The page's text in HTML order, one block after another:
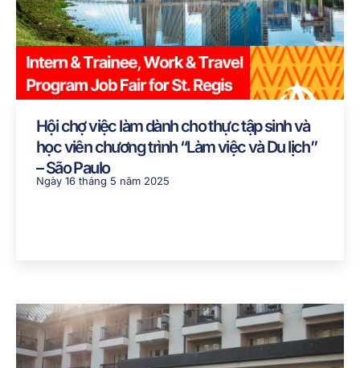
Hội chợ việc làm dành cho thực tập sinh và
học viên chương trình “Làm việc và Du lịch”
– São Paulo
Ngày 16 tháng 5 năm 2025